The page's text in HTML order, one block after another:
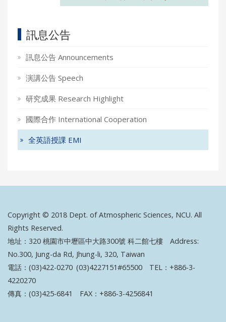
訊息公告
訊息公告 Announcements
演講公告 Speech
研究成果 Research Highlight
國際合作 International Cooperation
全英語授課 EMI
Copyright © 2018 Dept. of Atmospheric Sciences, NCU. All
Rights Reserved.
地址：320 桃園市中壢區中大路300號 科二館七樓 Address:
No.300, Jung-da Rd, Jhung-li, 320, Taiwan
電話：(03)422-0270 (03)4227151#65500 TEL：+886-3-
4220270
傳真：(03)425-6841 FAX：+886-3-4256841